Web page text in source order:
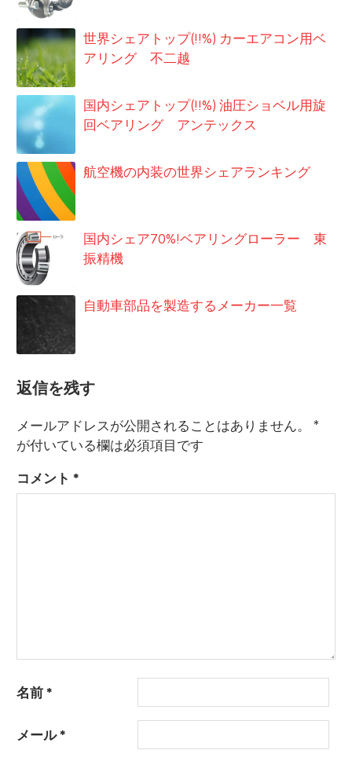
世界シェアトップ(!!%) カーエアコン用ベ
アリング 不二越
国内シェアトップ(!!%) 油圧ショベル用旋
回ベアリング アンテックス
航空機の内装の世界シェアランキング
国内シェア70%!ベアリングローラー 東
振精機
自動車部品を製造するメーカー一覧
返信を残す
メールアドレスが公開されることはありません。
*
が付いている欄は必須項目です
コメント *
名前 *
メール*